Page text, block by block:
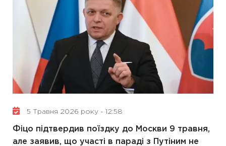
5 Травня 2026 року - 12:58
Фіцо підтвердив поїздку до Москви 9 травня,
але заявив, що участі в параді з Путіним не